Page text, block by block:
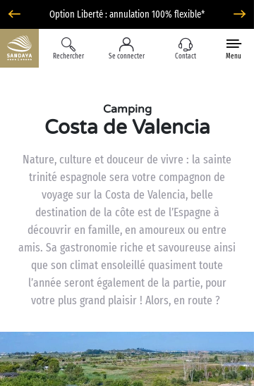
Option Liberté : annulation 100% flexible*
Rechercher Se connecter Contact Menu
Camping
Costa de Valencia
Nature, culture et douceur de vivre : la sainte
trinité espagnole sera votre compagnon de
voyage sur la Costa de Valencia, belle
destination de la côte est de l’Espagne à
découvrir en famille, en amoureux ou entre
amis. Sa gastronomie riche et savoureuse ainsi
que son climat ensoleillé quasiment toute
l’année seront également de la partie, pour
votre plus grand plaisir ! Alors, en route ?